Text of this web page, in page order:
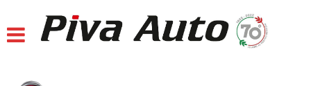
tue
consenso